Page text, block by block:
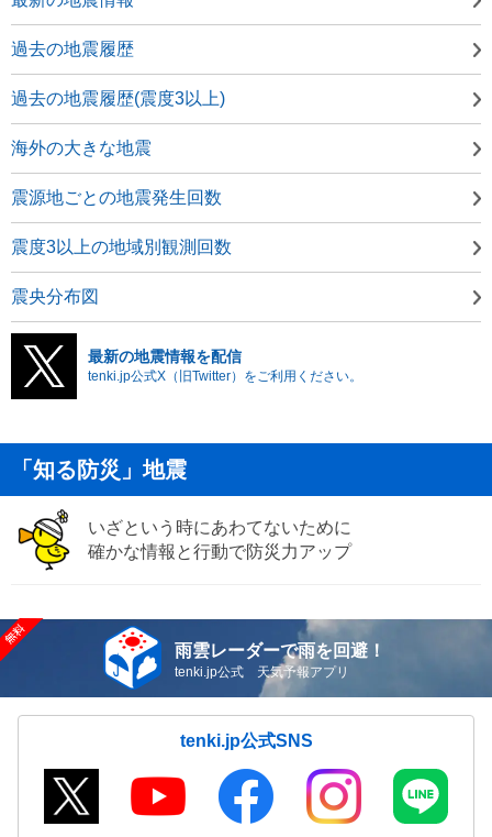
過去の地震履歴
過去の地震履歴(震度3以上)
海外の大きな地震
震源地ごとの地震発生回数
震度3以上の地域別観測回数
震央分布図
最新の地震情報を配信
tenki.jp公式X（旧Twitter）をご利用ください。
「知る防災」地震
いざという時にあわてないために
確かな情報と行動で防災力アップ
雨雲レーダーで雨を回避！
tenki.jp公式 天気予報アプリ
tenki.jp公式SNS